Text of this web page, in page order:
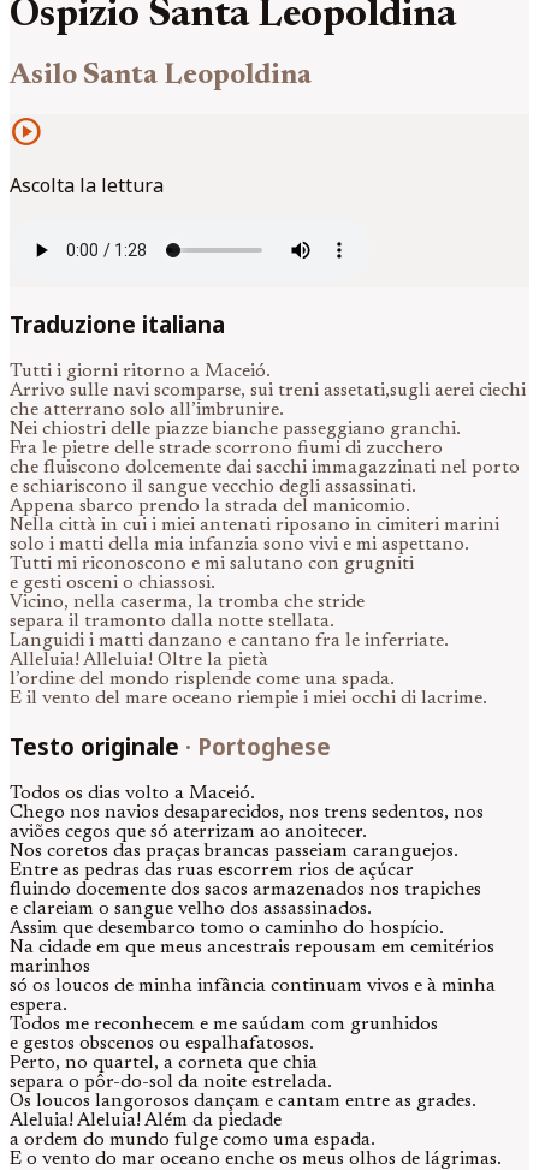
Ospizio Santa Leopoldina
Asilo Santa Leopoldina
play_circle
Ascolta la lettura
Traduzione italiana
Tutti i giorni ritorno a Maceió.
Arrivo sulle navi scomparse, sui treni assetati,sugli aerei ciechi
che atterrano solo all’imbrunire.
Nei chiostri delle piazze bianche passeggiano granchi.
Fra le pietre delle strade scorrono fiumi di zucchero
che fluiscono dolcemente dai sacchi immagazzinati nel porto
e schiariscono il sangue vecchio degli assassinati.
Appena sbarco prendo la strada del manicomio.
Nella città in cui i miei antenati riposano in cimiteri marini
solo i matti della mia infanzia sono vivi e mi aspettano.
Tutti mi riconoscono e mi salutano con grugniti
e gesti osceni o chiassosi.
Vicino, nella caserma, la tromba che stride
separa il tramonto dalla notte stellata.
Languidi i matti danzano e cantano fra le inferriate.
Alleluia! Alleluia! Oltre la pietà
l’ordine del mondo risplende come una spada.
E il vento del mare oceano riempie i miei occhi di lacrime.
Testo originale · Portoghese
Todos os dias volto a Maceió.
Chego nos navios desaparecidos, nos trens sedentos, nos
aviões cegos que só aterrizam ao anoitecer.
Nos coretos das praças brancas passeiam caranguejos.
Entre as pedras das ruas escorrem rios de açúcar
fluindo docemente dos sacos armazenados nos trapiches
e clareiam o sangue velho dos assassinados.
Assim que desembarco tomo o caminho do hospício.
Na cidade em que meus ancestrais repousam em cemitérios
marinhos
só os loucos de minha infância continuam vivos e à minha
espera.
Todos me reconhecem e me saúdam com grunhidos
e gestos obscenos ou espalhafatosos.
Perto, no quartel, a corneta que chia
separa o pôr-do-sol da noite estrelada.
Os loucos langorosos dançam e cantam entre as grades.
Aleluia! Aleluia! Além da piedade
a ordem do mundo fulge como uma espada.
E o vento do mar oceano enche os meus olhos de lágrimas.